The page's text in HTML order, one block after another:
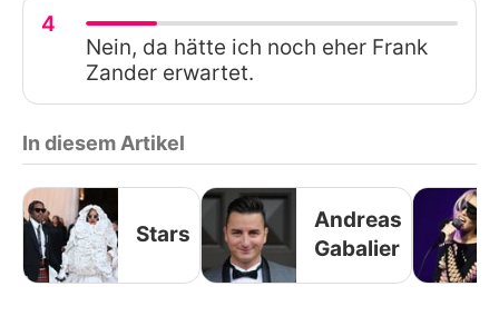
4
Nein, da hätte ich noch eher Frank
Zander erwartet.
In diesem Artikel
Stars
Andreas
Gabalier